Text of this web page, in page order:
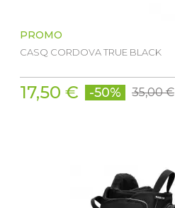
PROMO
CASQ CORDOVA TRUE BLACK
17,50 € -50% 35,00 €